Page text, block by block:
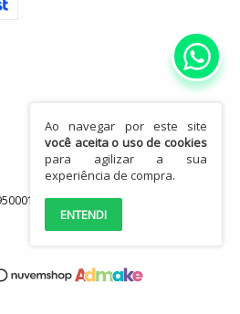
Ao navegar por este site
você aceita o uso de cookies
para agilizar a sua
experiência de compra.
ENTENDI
- 2026. Todos os direitos